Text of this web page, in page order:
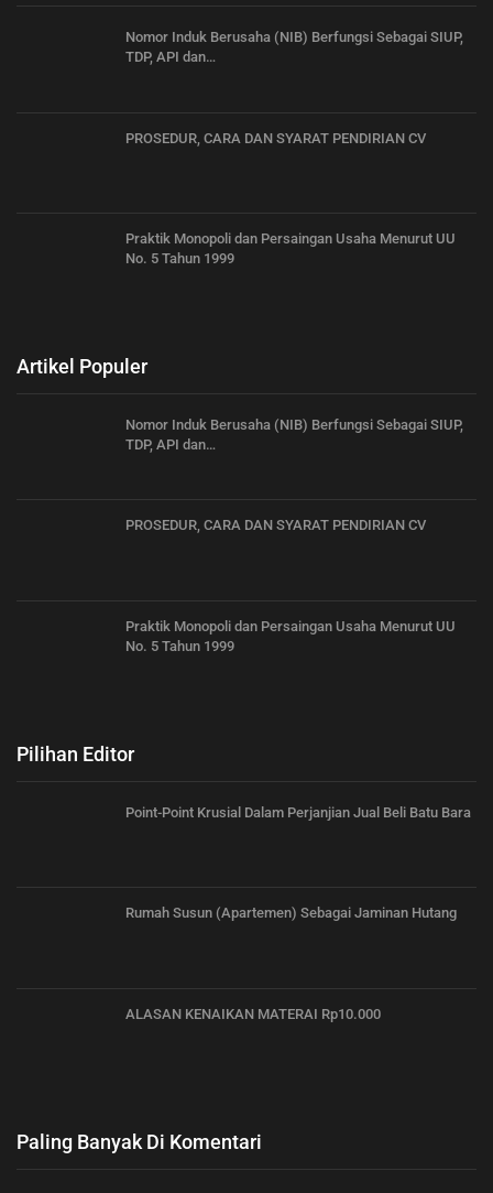
Nomor Induk Berusaha (NIB) Berfungsi Sebagai SIUP,
TDP, API dan…
PROSEDUR, CARA DAN SYARAT PENDIRIAN CV
Praktik Monopoli dan Persaingan Usaha Menurut UU
No. 5 Tahun 1999
Artikel Populer
Nomor Induk Berusaha (NIB) Berfungsi Sebagai SIUP,
TDP, API dan…
PROSEDUR, CARA DAN SYARAT PENDIRIAN CV
Praktik Monopoli dan Persaingan Usaha Menurut UU
No. 5 Tahun 1999
Pilihan Editor
Point-Point Krusial Dalam Perjanjian Jual Beli Batu Bara
Rumah Susun (Apartemen) Sebagai Jaminan Hutang
ALASAN KENAIKAN MATERAI Rp10.000
Paling Banyak Di Komentari